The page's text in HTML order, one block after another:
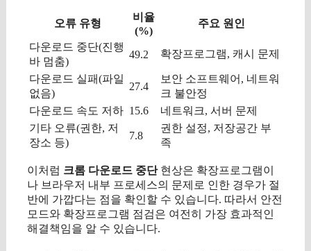
오류 유형
비율
(%)
주요 원인
다운로드 중단(진행
바 멈춤)
49.2 확장프로그램, 캐시 문제
다운로드 실패(파일
없음)
27.4
보안 소프트웨어, 네트워
크 불안정
다운로드 속도 저하 15.6
네트워크, 서버 문제
기타 오류(권한, 저
장소 등)
7.8
권한 설정, 저장공간 부
족
이처럼 크롬 다운로드 중단현상은 확장프로그램이
나 브라우저 내부 프로세스의 문제로 인한 경우가 절
반에 가깝다는 점을 확인할 수 있습니다. 따라서 안전
모드와 확장프로그램 점검은 여전히 가장 효과적인
해결책임을 알 수 있습니다.